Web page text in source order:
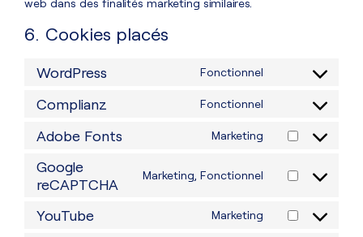
web dans des finalités marketing similaires.
6. Cookies placés
WordPress Fonctionnel
Complianz Fonctionnel
Adobe Fonts Marketing
Google
reCAPTCHA
Marketing, Fonctionnel
YouTube Marketing